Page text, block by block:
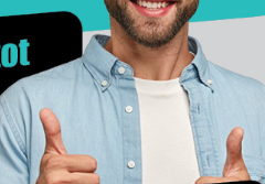
Kő hatás
1.66 m2
45,5×45,5 cm
Padlólap